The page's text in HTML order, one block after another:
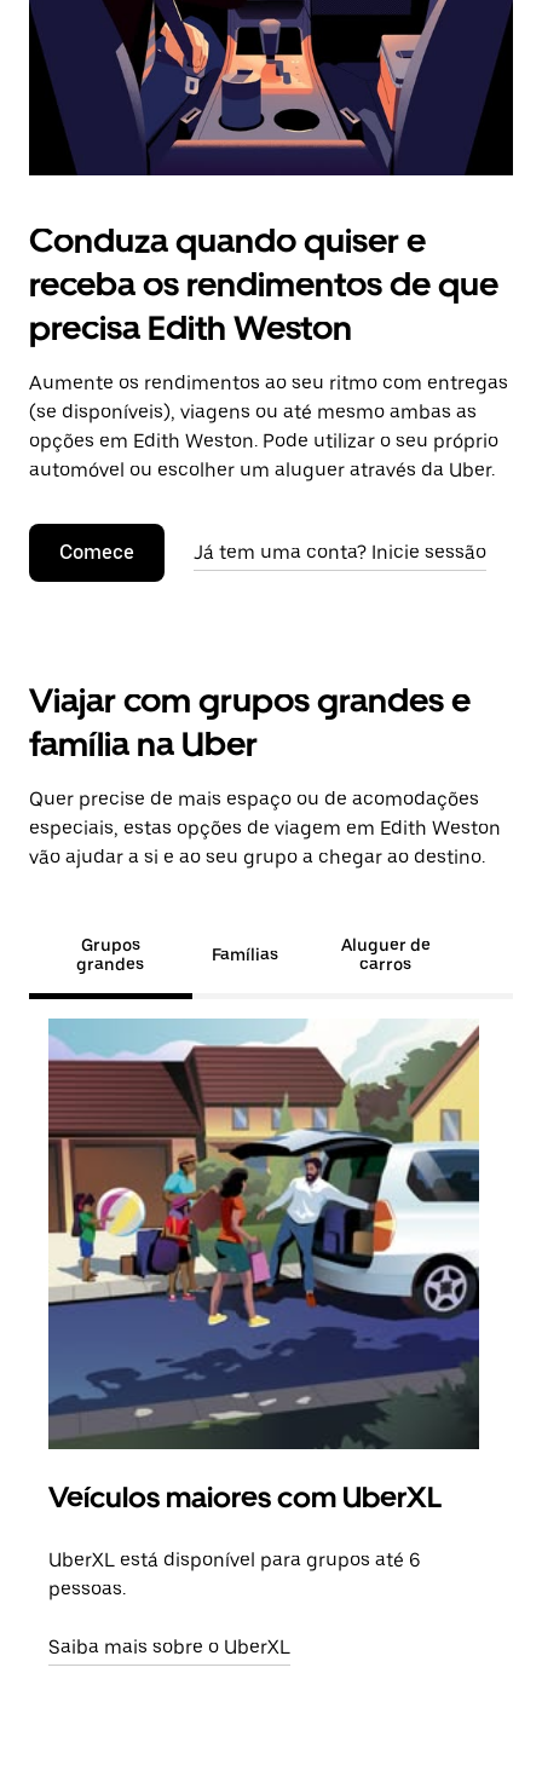
o
calendário.
Conduza quando quiser e
receba os rendimentos de que
precisa Edith Weston
Aumente os rendimentos ao seu ritmo com entregas
(se disponíveis), viagens ou até mesmo ambas as
opções em Edith Weston. Pode utilizar o seu próprio
automóvel ou escolher um aluguer através da Uber.
Comece Já tem uma conta? Inicie sessão
Viajar com grupos grandes e
família na Uber
Quer precise de mais espaço ou de acomodações
especiais, estas opções de viagem em Edith Weston
vão ajudar a si e ao seu grupo a chegar ao destino.
Grupos
grandes
Famílias
Aluguer de
carros
Veículos maiores com UberXL
UberXL está disponível para grupos até 6
pessoas.
Saiba mais sobre o UberXL